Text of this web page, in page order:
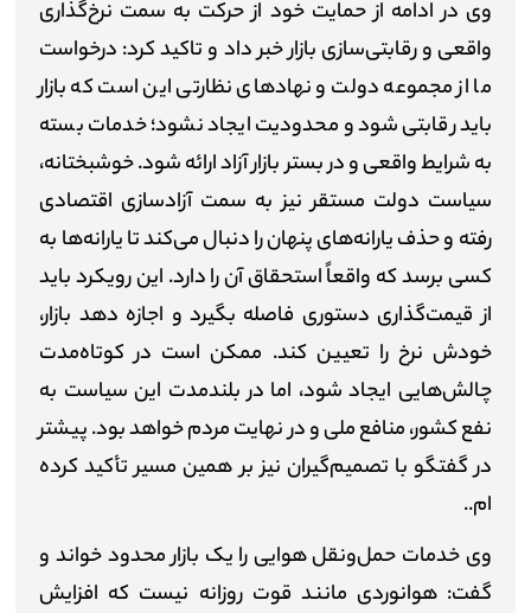
وی در ادامه از حمایت خود از حرکت به سمت نرخ‌گذاری
واقعی و رقابتی‌سازی بازار خبر داد و تاکید کرد: درخواست
ما از مجموعه دولت و نهادهای نظارتی این است که بازار
باید رقابتی شود و محدودیت ایجاد نشود؛ خدمات بسته
به شرایط واقعی و در بستر بازار آزاد ارائه شود. خوشبختانه،
سیاست دولت مستقر نیز به سمت آزادسازی اقتصادی
رفته و حذف یارانه‌های پنهان را دنبال می‌کند تا یارانه‌ها به
کسی برسد که واقعاً استحقاق آن را دارد. این رویکرد باید
از قیمت‌گذاری دستوری فاصله بگیرد و اجازه دهد بازار،
خودش نرخ را تعیین کند. ممکن است در کوتاه‌مدت
چالش‌هایی ایجاد شود، اما در بلندمدت این سیاست به
نفع کشور، منافع ملی و در نهایت مردم خواهد بود. پیشتر
در گفتگو با تصمیم‌گیران نیز بر همین مسیر تأکید کرده
ام..
وی خدمات حمل‌ونقل هوایی را یک بازار محدود خواند و
گفت: هوانوردی مانند قوت روزانه نیست که افزایش